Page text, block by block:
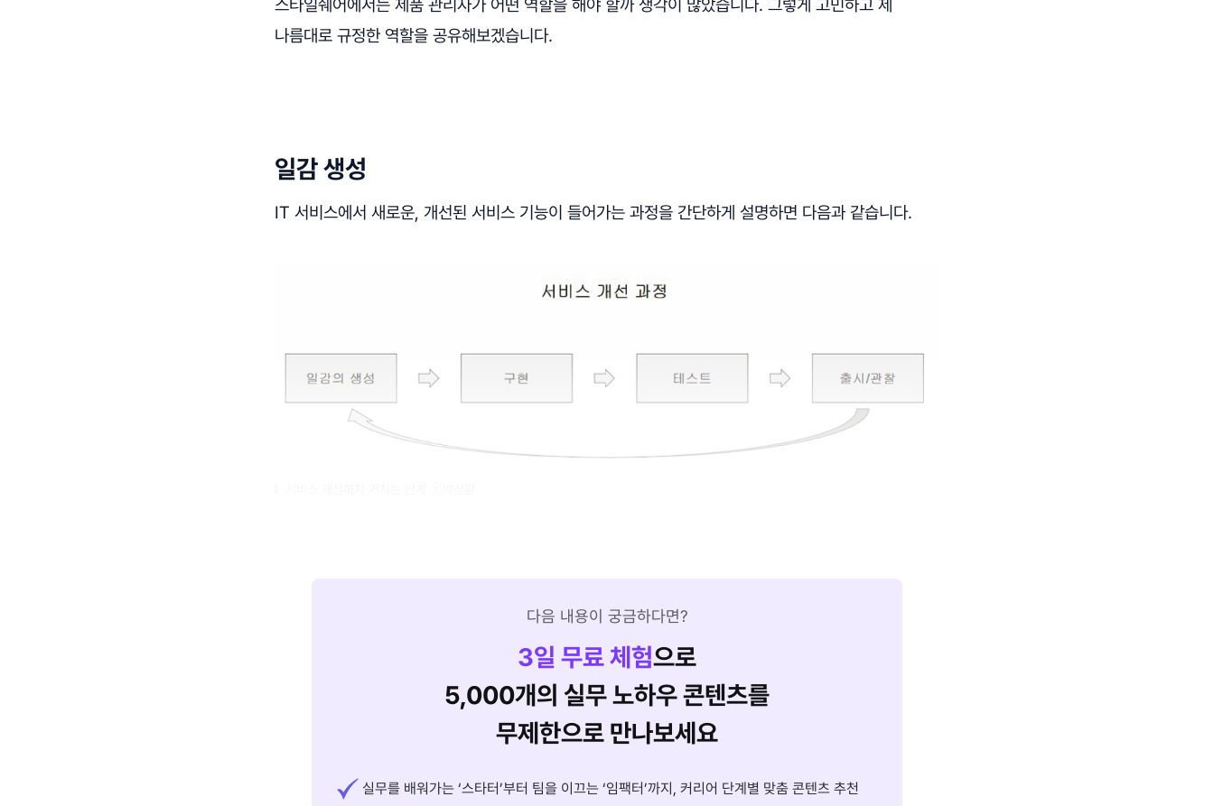
스타일쉐어에서는 제품 관리자가 어떤 역할을 해야 할까 생각이 많았습니다. 그렇게 고민하고 제
나름대로 규정한 역할을 공유해보겠습니다.
일감 생성
IT 서비스에서 새로운, 개선된 서비스 기능이 들어가는 과정을 간단하게 설명하면 다음과 같습니다.
다음 내용이 궁금하다면?
3일 무료 체험으로
5,000개의 실무 노하우 콘텐츠를
무제한으로 만나보세요
실무를 배워가는 ‘스타터’부터 팀을 이끄는 ‘임팩터’까지, 커리어 단계별 맞춤 콘텐츠 추천